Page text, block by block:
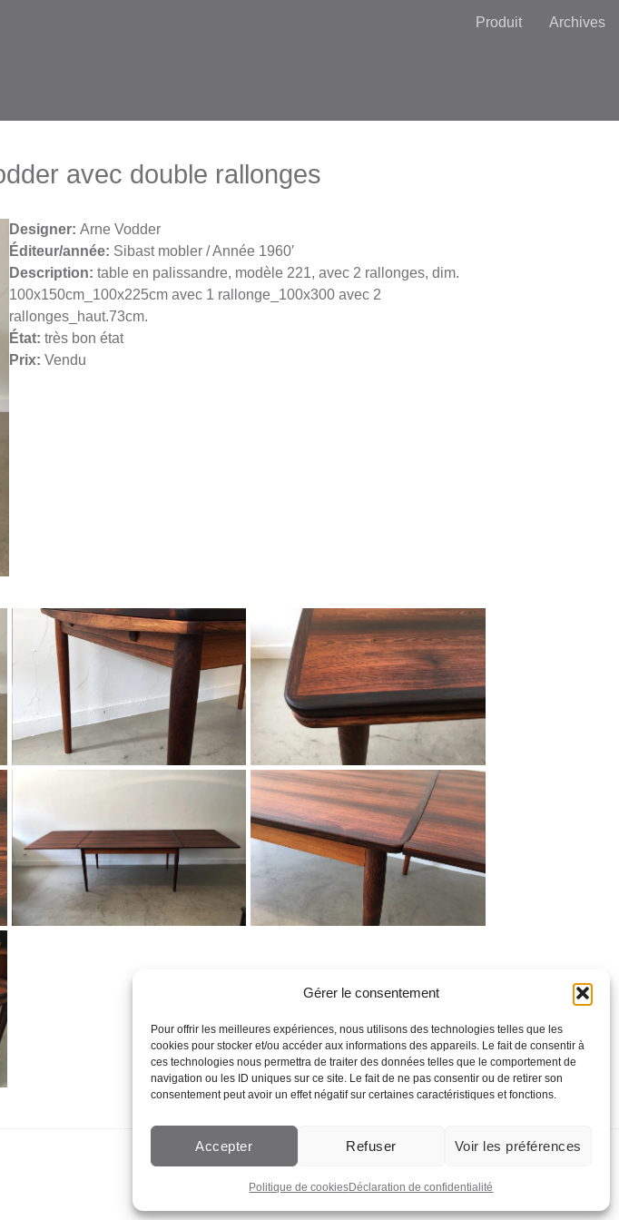
Gérer le consentement
Pour offrir les meilleures expériences, nous utilisons des technologies telles que les
cookies pour stocker et/ou accéder aux informations des appareils. Le fait de consentir à
ces technologies nous permettra de traiter des données telles que le comportement de
navigation ou les ID uniques sur ce site. Le fait de ne pas consentir ou de retirer son
consentement peut avoir un effet négatif sur certaines caractéristiques et fonctions.
Accepter Refuser Voir les préférences
Politique de cookiesDéclaration de confidentialité
Produit Archives
avec double rallonges
Designer: Arne Vodder
Éditeur/année: Sibast mobler / Année 1960′
Description: table en palissandre, modèle 221, avec 2 rallonges, dim.
100x150cm_100x225cm avec 1 rallonge_100x300 avec 2
rallonges_haut.73cm.
État: très bon état
Prix: Vendu
Création de site web Lausanne